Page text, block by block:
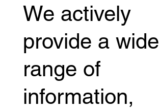
We actively
provide a wide
range of
information,